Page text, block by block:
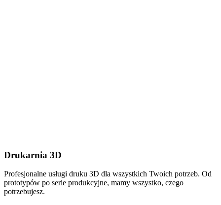
Drukarnia 3D
Profesjonalne usługi druku 3D dla wszystkich Twoich potrzeb. Od
prototypów po serie produkcyjne, mamy wszystko, czego
potrzebujesz.